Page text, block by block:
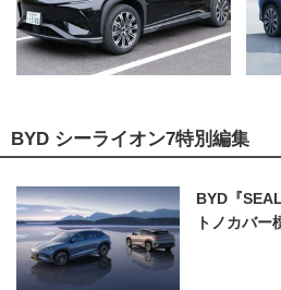
BYD シーライオン7特別編集
BYD『
トノカバ